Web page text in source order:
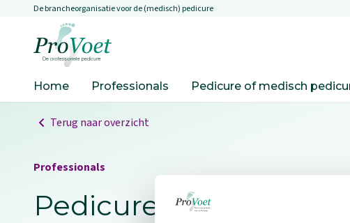
Overslaan en naar de inhoud gaan
De brancheorganisatie voor de (medisch) pedicure
Home Professionals Pedicure of medisch
Terug naar overzicht
Professionals
Pedicure niet